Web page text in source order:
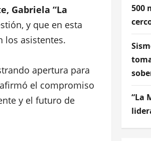
Gabriela “La
y que en esta
los asistentes.
apertura para
el compromiso
y el futuro de
500
“La